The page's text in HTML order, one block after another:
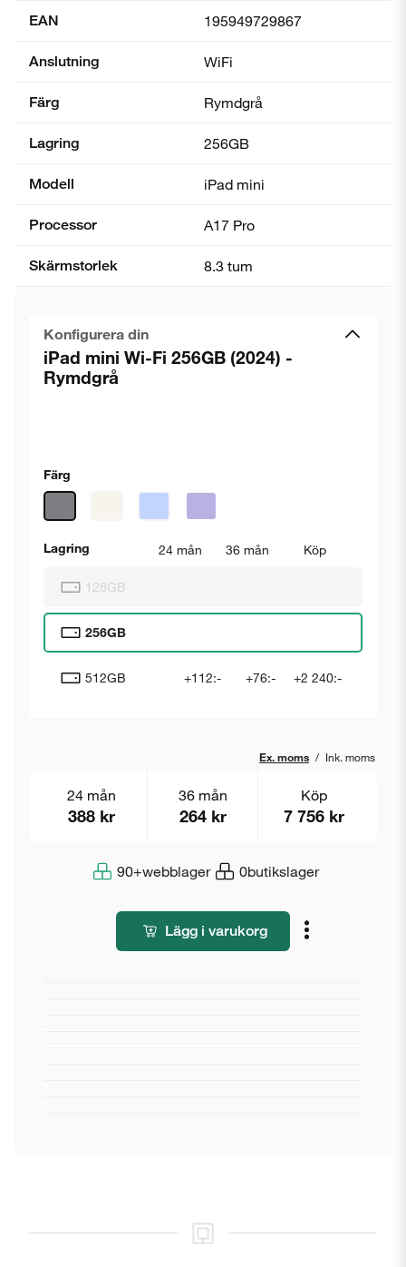
EAN 195949729867
Anslutning WiFi
Färg Rymdgrå
Lagring 256GB
Modell iPad mini
Processor A17 Pro
Skärmstorlek 8.3 tum
Konfigurera din
iPad mini Wi-Fi 256GB (2024) -
Rymdgrå
Färg
Lagring 24 mån 36 mån Köp
128GB
256GB
512GB +112:- +76:- +2 240:-
Ex. moms / Ink. moms
90+webblager 0butikslager
24 mån
388 kr
36 mån
264 kr
Köp
7 756 kr
Lägg i varukorg